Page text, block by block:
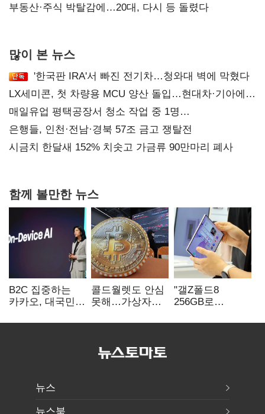
카운트다운
부동산·주식 박탈감에…20대, 다시 등 돌렸다
많이 본 뉴스
'한국판 IRA'서 빠진 전기차…청와대 벽에 막혔다
LX세미콘, 첫 차량용 MCU 양산 돌입…현대차·기아에
공급
매일유업 평택공장서 청소 작업 중 1명
사망…"안전관리체계 재점검"
은행들, 인천·전남·경북 57조 금고 쟁탈전
시금치 한달새 152% 치솟고 가금류 90만마리 폐사
함께 볼만한 뉴스
B2C 집중하는
카카오, 대국민
AI' 사활
콜드월렛도 안심
못해…가상자산
'보안 시험대'
"갤Z폴드8
256GB로
추가"
뉴스
뉴스북